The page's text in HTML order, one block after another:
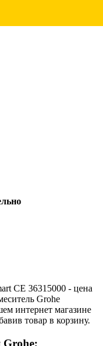
CE 36315000 - цена
Grohe
интернет магазине
товар в корзину.
Grohe: